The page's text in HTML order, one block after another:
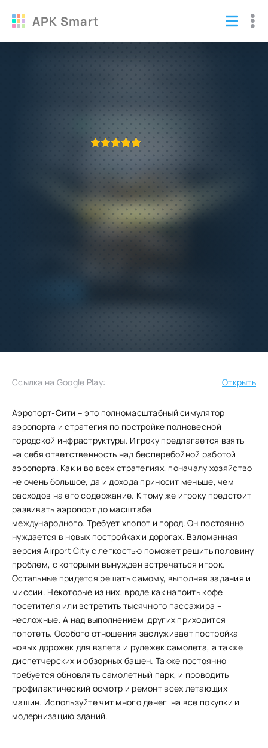
APK Smart
ПРИЛОЖЕНИЕ ПРОВЕРЕНО
430
Ссылка на Google Play: Открыть
Аэропорт-Сити – это полномасштабный симулятор
аэропорта и стратегия по постройке полновесной
городской инфраструктуры. Игроку предлагается взять
на себя ответственность над бесперебойной работой
аэропорта. Как и во всех стратегиях, поначалу хозяйство
не очень большое, да и дохода приносит меньше, чем
расходов на его содержание. К тому же игроку предстоит
развивать аэропорт до масштаба
международного. Требует хлопот и город. Он постоянно
нуждается в новых постройках и дорогах. Взломанная
версия Airport City с легкостью поможет решить половину
проблем, с которыми вынужден встречаться игрок.
Остальные придется решать самому, выполняя задания и
миссии. Некоторые из них, вроде как напоить кофе
посетителя или встретить тысячного пассажира –
несложные. А над выполнением других приходится
попотеть. Особого отношения заслуживает постройка
новых дорожек для взлета и рулежек самолета, а также
диспетчерских и обзорных башен. Также постоянно
требуется обновлять самолетный парк, и проводить
профилактический осмотр и ремонт всех летающих
машин. Используйте чит много денег на все покупки и
модернизацию зданий.